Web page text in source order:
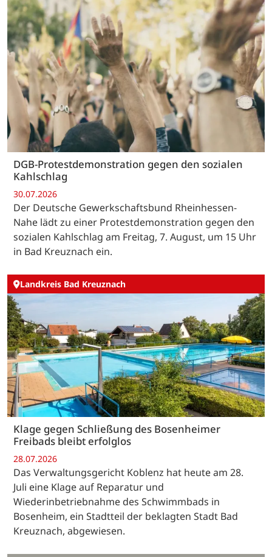
DGB-Protestdemonstration gegen den sozialen
Kahlschlag
30.07.2026
Der Deutsche Gewerkschaftsbund Rheinhessen-
Nahe lädt zu einer Protestdemonstration gegen den
sozialen Kahlschlag am Freitag, 7. August, um 15 Uhr
in Bad Kreuznach ein.
Landkreis Bad Kreuznach
Klage gegen Schließung des Bosenheimer
Freibads bleibt erfolglos
28.07.2026
Das Verwaltungsgericht Koblenz hat heute am 28.
Juli eine Klage auf Reparatur und
Wiederinbetriebnahme des Schwimmbads in
Bosenheim, ein Stadtteil der beklagten Stadt Bad
Kreuznach, abgewiesen.